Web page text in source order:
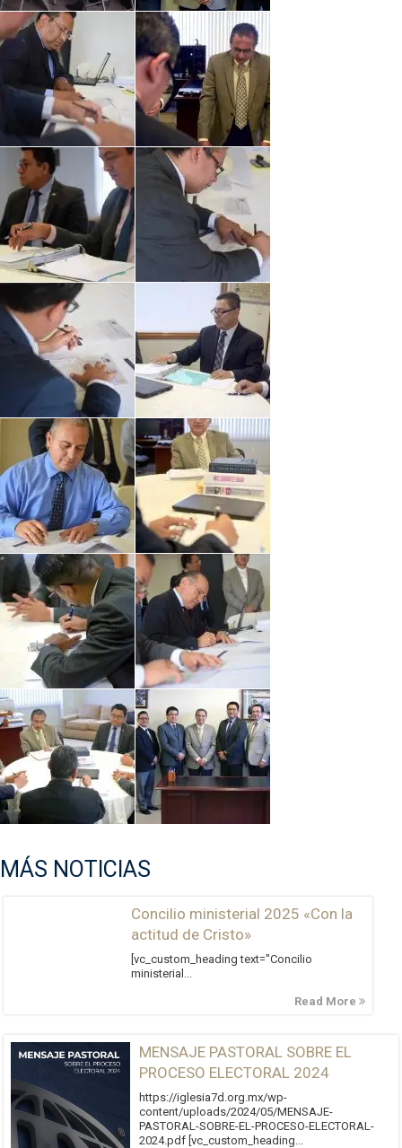
MÁS NOTICIAS
Concilio ministerial 2025 «Con la
actitud de Cristo»
[vc_custom_heading text="Concilio
ministerial...
Read More
MENSAJE PASTORAL SOBRE EL
PROCESO ELECTORAL 2024
https://iglesia7d.org.mx/wp-
content/uploads/2024/05/MENSAJE-
PASTORAL-SOBRE-EL-PROCESO-ELECTORAL-
2024.pdf [vc_custom_heading...